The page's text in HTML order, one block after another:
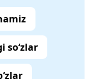
so‘zlar